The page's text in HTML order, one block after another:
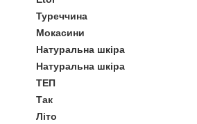
Туреччина
Мокасини
Натуральна шкіра
Натуральна шкіра
ТЕП
Так
Літо